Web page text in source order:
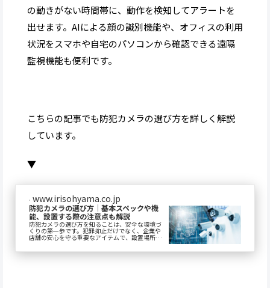
の動きがない時間帯に、動作を検知してアラートを
出せます。AIによる顔の識別機能や、オフィスの利用
状況をスマホや自宅のパソコンから確認できる遠隔
監視機能も便利です。
こちらの記事でも防犯カメラの選び方を詳しく解説
しています。
▼
防犯カメラの選び方｜基本スペックや機
能、設置する際の注意点も解説
防犯カメラの選び方を知ることは、安全な環境づ
くりの第一歩です。犯罪抑止だけでなく、企業や
店舗の安心を守る重要なアイテムで、設置場所や
目的に応じて多様な機種があります。この記事で
は、基本...
www.irisohyama.co.jp